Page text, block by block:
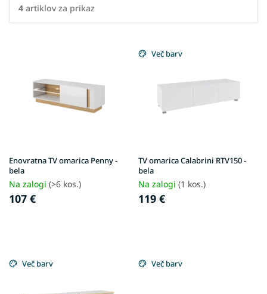
4 artiklov za prikaz
d
u
c
t
Enovratna TV omarica Penny -
bela
Na zalogi (>6 kos.)
107 €
Več barv
TV omarica Calabrini RTV150 -
bela
Na zalogi (1 kos.)
119 €
Več barv Več barv